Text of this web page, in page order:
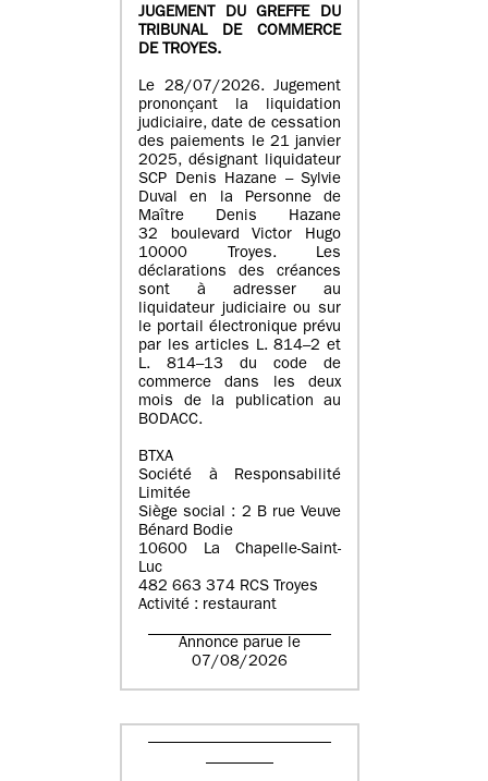
JUGEMENT DU GREFFE DU
TRIBUNAL DE COMMERCE
DE TROYES.
Le 28/07/2026. Jugement
prononçant la liquidation
judiciaire, date de cessation
des paiements le 21 janvier
2025, désignant liquidateur
SCP Denis Hazane – Sylvie
Duval en la Personne de
Maître Denis Hazane
32 boulevard Victor Hugo
10000 Troyes. Les
déclarations des créances
sont à adresser au
liquidateur judiciaire ou sur
le portail électronique prévu
par les articles L. 814–2 et
L. 814–13 du code de
commerce dans les deux
mois de la publication au
BODACC.
BTXA
Société à Responsabilité
Limitée
Siège social : 2 B rue Veuve
Bénard Bodie
10600 La Chapelle-Saint-
Luc
482 663 374 RCS Troyes
Activité : restaurant
Annonce parue le
07/08/2026